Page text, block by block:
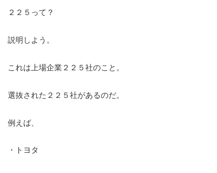
２２５って？
説明しよう。
これは上場企業２２５社のこと。
選抜された２２５社があるのだ。
例えば、
・トヨタ